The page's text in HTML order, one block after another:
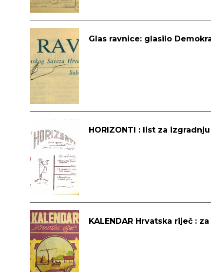
Glas ravnice: glasilo
HORIZONTI : list za
KALENDAR Hrvatska riječ :